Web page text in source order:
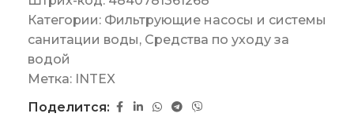
Категории: Фильтрующие насосы и системы
санитации воды, Средства по уходу за
водой
Метка: INTEX
Поделится: